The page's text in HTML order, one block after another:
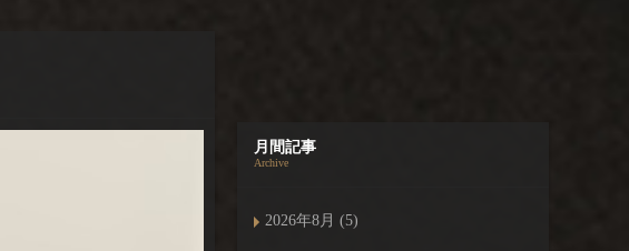
月間記事
Archive
2026年8月 (5)